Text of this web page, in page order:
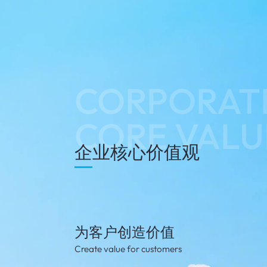
企业核心价值观
CORE
为客户创造价值
Create value for customers